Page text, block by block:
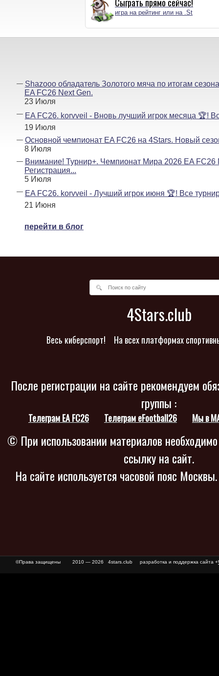
игра на рейтинг или на .St
Shazooo обладатель Золотого мяча по итогам
EA FC26 Next Gen.
23 Июля
EA FC26. korvveil - Вновь лучший игрок месяца 🏆!
19 Июля
Основной чемпионат EA FC26 на 4Stars. Новый
8 Июля
Внимание! Турнир+. Чемпионат Мира 2026 EA FC26
Регистрация...
5 Июля
EA FC26. korvveil - Лучший игрок июня 🏆! Все
21 Июня
перейти в блог
4Stars.club
Весь киберспорт! На всех платформах
После регистрации на сайте рекомендуем
группы :
Телеграм EA FC26 Телеграм eFootball26 Мы в
© При использовании материалов
ссылку на сайт.
На сайте используется часовой пояс
©Права защищены 2010 — 2026 4stars.club разработка и поддержка сайта +